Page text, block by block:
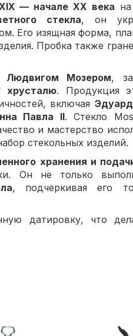
— начале XX века на
стекла, он
Его изящная форма,
Пробка также
Людвигом Мозером,
хрусталю. Продукция
включая
Павла II. Стекло
и мастерство
стекольных изделий.
хранения и
Он не только
, подчеркивая его
датировку, что